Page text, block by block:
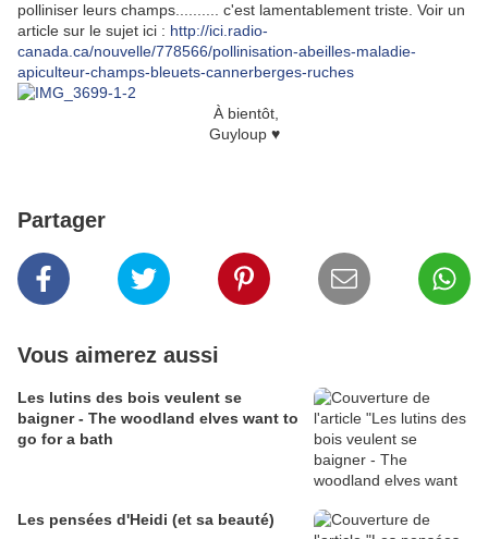
polliniser leurs champs.......... c'est lamentablement triste. Voir un
article sur le sujet ici : http://ici.radio-
canada.ca/nouvelle/778566/pollinisation-abeilles-maladie-
apiculteur-champs-bleuets-cannerberges-ruches
À bientôt,
Guyloup ♥
Partager
Vous aimerez aussi
Les lutins des bois veulent se
baigner - The woodland elves want to
go for a bath
Les pensées d'Heidi (et sa beauté)